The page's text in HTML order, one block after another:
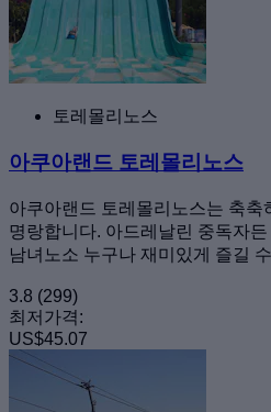
토레몰리노스
아쿠아랜드 토레몰리노스
아쿠아랜드 토레몰리노스는 축축
명랑합니다. 아드레날린 중독자
남녀노소 누구나 재미있게 즐길
3.8 (299)
최저가격:
US$45.07